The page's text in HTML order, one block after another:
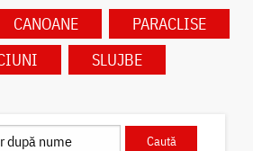
CANOANE
PARACLISE
SLUJBE